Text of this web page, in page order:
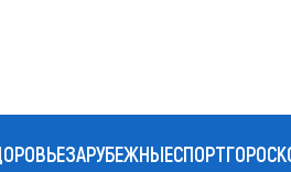
ЗАРУБЕЖНЫЕСПОРТ